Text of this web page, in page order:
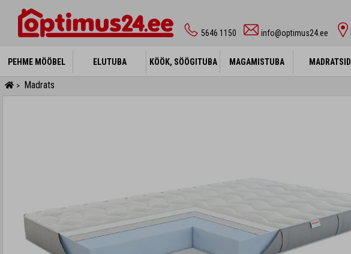
5646 1150 info@optimus24.ee
PEHME MÖÖBEL ELUTUBA KÖÖK, SÖÖGITUBA MAGAMISTUBA MADRATSID
PEHME MÖÖBEL ELUTUBA KÖÖK, SÖÖGITUBA MAGAMISTUBA MADRATSID
> Madrats